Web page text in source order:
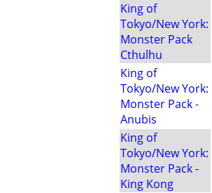
King of
Tokyo/New York:
Monster Pack
Cthulhu
King of
Tokyo/New York:
Monster Pack -
Anubis
King of
Tokyo/New York:
Monster Pack -
King Kong